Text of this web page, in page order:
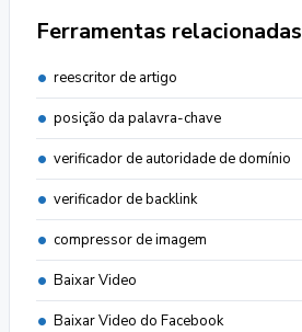
Ferramentas relacionadas
reescritor de artigo
posição da palavra-chave
verificador de autoridade de domínio
verificador de backlink
compressor de imagem
Baixar Video
Baixar Video do Facebook